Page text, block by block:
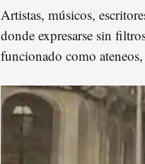
Artistas, músicos,
donde expresarse sin
funcionado como